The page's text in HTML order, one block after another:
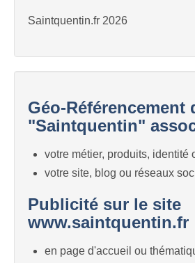
Saintquentin.fr 2026
Géo-Référencement
"Saintquentin"
votre métier, produits, identité
votre site, blog ou réseaux
Publicité sur le site
www.saintquentin.fr
en page d'accueil ou